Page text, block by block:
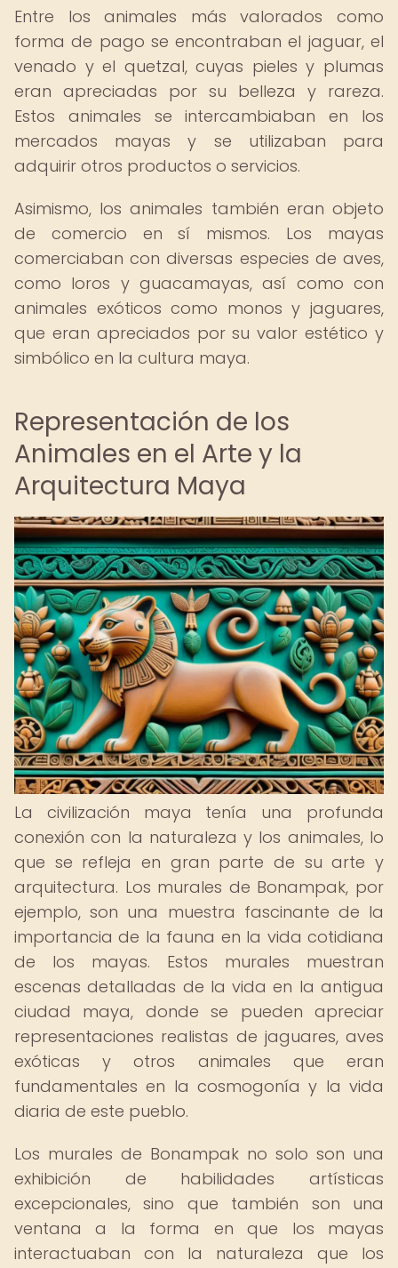
Entre los animales más valorados como
forma de pago se encontraban el jaguar, el
venado y el quetzal, cuyas pieles y plumas
eran apreciadas por su belleza y rareza.
Estos animales se intercambiaban en los
mercados mayas y se utilizaban para
adquirir otros productos o servicios.
Asimismo, los animales también eran objeto
de comercio en sí mismos. Los mayas
comerciaban con diversas especies de aves,
como loros y guacamayas, así como con
animales exóticos como monos y jaguares,
que eran apreciados por su valor estético y
simbólico en la cultura maya.
Representación de los
Animales en el Arte y la
Arquitectura Maya
La civilización maya tenía una profunda
conexión con la naturaleza y los animales, lo
que se refleja en gran parte de su arte y
arquitectura. Los murales de Bonampak, por
ejemplo, son una muestra fascinante de la
importancia de la fauna en la vida cotidiana
de los mayas. Estos murales muestran
escenas detalladas de la vida en la antigua
ciudad maya, donde se pueden apreciar
representaciones realistas de jaguares, aves
exóticas y otros animales que eran
fundamentales en la cosmogonía y la vida
diaria de este pueblo.
Los murales de Bonampak no solo son una
exhibición de habilidades artísticas
excepcionales, sino que también son una
ventana a la forma en que los mayas
interactuaban con la naturaleza que los